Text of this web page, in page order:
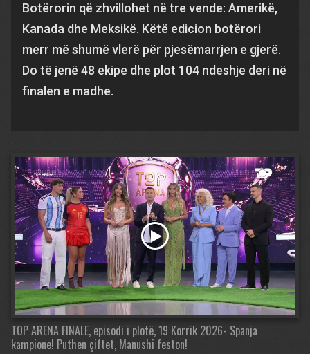
Botërorin që zhvillohet në tre vende: Amerikë,
Kanada dhe Meksikë. Këtë edicion botërori
merr më shumë vlerë për pjesëmarrjen e gjerë.
Do të jenë 48 ekipe dhe plot 104 ndeshje deri në
finalen e madhe.
TOP ARENA FINALE, episodi i plotë, 19 Korrik 2026- Spanja
kampione! Puthen çiftet, Manushi feston!